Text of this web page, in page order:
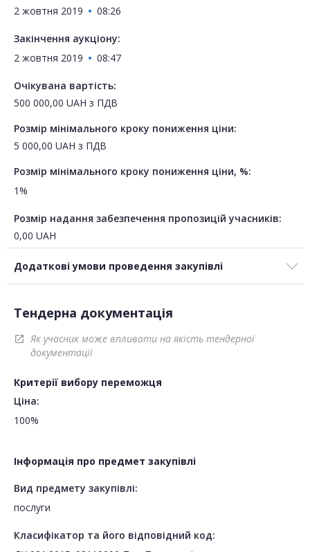
2 жовтня 2019
08:26
Закінчення аукціону:
2 жовтня 2019
08:47
Очікувана вартість:
500 000,00 UAH з ПДВ
Розмір мінімального кроку пониження ціни:
5 000,00 UAH з ПДВ
Розмір мінімального кроку пониження ціни, %:
1%
Розмір надання забезпечення пропозицій учасників:
0,00 UAH
Додаткові умови проведення закупівлі
Тендерна документація
open_in_new
Як учасник може впливати на якість тендерної
документації
Критерії вибору переможця
Ціна:
100%
Інформація про предмет закупівлі
Вид предмету закупівлі:
послуги
Класифікатор та його відповідний код: